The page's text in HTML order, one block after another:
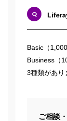
Basic（
Business（
3種類があり
ご相談